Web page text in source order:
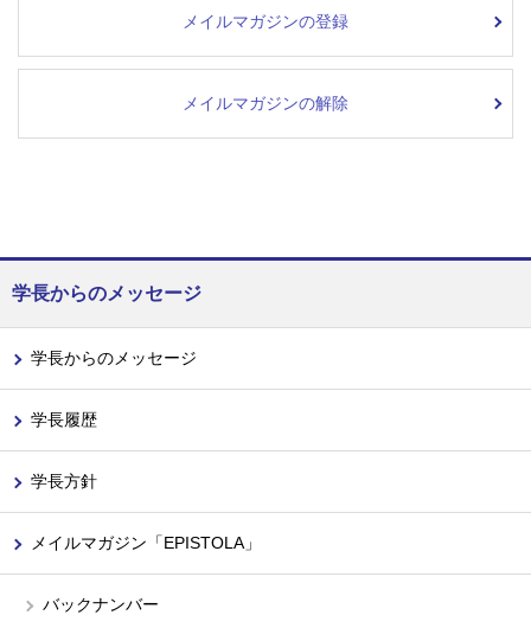
メイルマガジンの登録
メイルマガジンの解除
学長からのメッセージ
学長からのメッセージ
学長履歴
学長方針
メイルマガジン「EPISTOLA」
バックナンバー